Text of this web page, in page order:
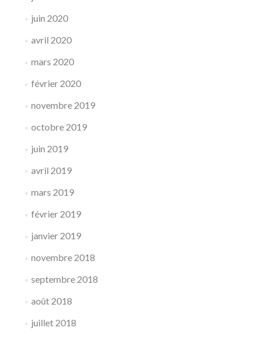
juin 2020
avril 2020
mars 2020
février 2020
novembre 2019
octobre 2019
juin 2019
avril 2019
mars 2019
février 2019
janvier 2019
novembre 2018
septembre 2018
août 2018
juillet 2018